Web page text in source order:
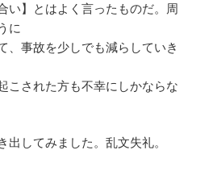
い】とはよく言ったものだ。周
に
、事故を少しでも減らしていき
こされた方も不幸にしかならな
出してみました。乱文失礼。